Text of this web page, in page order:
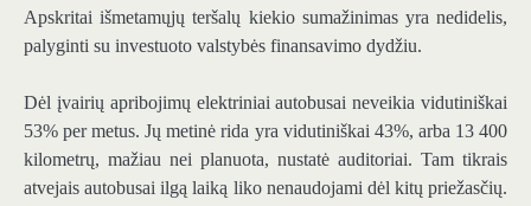
Apskritai išmetamųjų teršalų kiekio sumažinimas yra nedidelis,
palyginti su investuoto valstybės finansavimo dydžiu.
Dėl įvairių apribojimų elektriniai autobusai neveikia vidutiniškai
53% per metus. Jų metinė rida yra vidutiniškai 43%, arba 13 400
kilometrų, mažiau nei planuota, nustatė auditoriai. Tam tikrais
atvejais autobusai ilgą laiką liko nenaudojami dėl kitų priežasčių.